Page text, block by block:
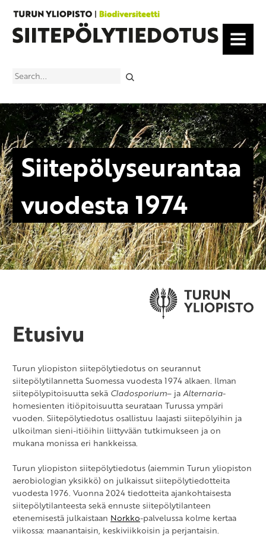
MENU
Search
Siitepölyseurantaa
vuodesta 1974
Etusivu
Turun yliopiston siitepölytiedotus on seurannut
siitepölytilannetta Suomessa vuodesta 1974 alkaen. Ilman
siitepölypitoisuutta sekä Cladosporium– jaAlternaria-
homesienten itiöpitoisuutta seurataan Turussa ympäri
vuoden. Siitepölytiedotus osallistuu laajasti siitepölyihin ja
ulkoilman sieni-itiöihin liittyvään tutkimukseen ja on
mukana monissa eri hankkeissa.
Turun yliopiston siitepölytiedotus (aiemmin Turun yliopiston
aerobiologian yksikkö) on julkaissut siitepölytiedotteita
vuodesta 1976. Vuonna 2024 tiedotteita ajankohtaisesta
siitepölytilanteesta sekä ennuste siitepölytilanteen
etenemisestä julkaistaan Norkko-palvelussa kolme kertaa
viikossa: maanantaisin, keskiviikkoisin ja perjantaisin.